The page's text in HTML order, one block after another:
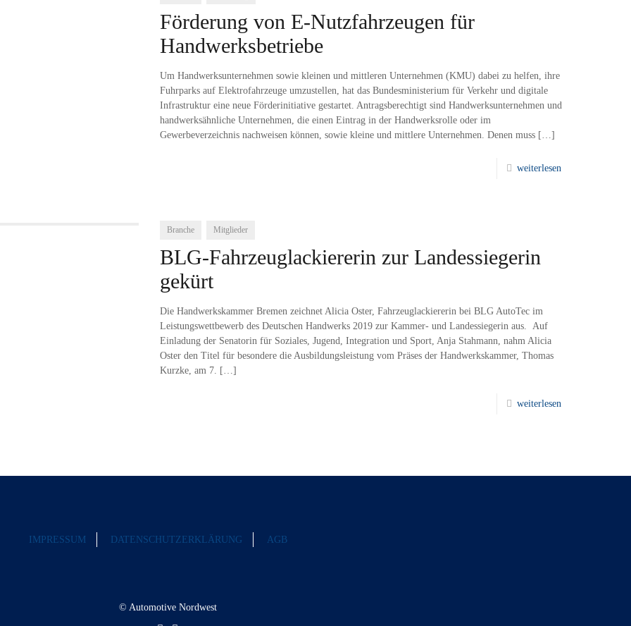
Förderung von E-Nutzfahrzeugen für
Handwerksbetriebe
Um Handwerksunternehmen sowie kleinen und mittleren Unternehmen (KMU) dabei zu helfen, ihre
Fuhrparks auf Elektrofahrzeuge umzustellen, hat das Bundesministerium für Verkehr und digitale
Infrastruktur eine neue Förderinitiative gestartet. Antragsberechtigt sind Handwerksunternehmen und
handwerksähnliche Unternehmen, die einen Eintrag in der Handwerksrolle oder im
Gewerbeverzeichnis nachweisen können, sowie kleine und mittlere Unternehmen. Denen muss […]
weiterlesen
Branche Mitglieder
BLG-Fahrzeuglackiererin zur Landessiegerin
gekürt
Die Handwerkskammer Bremen zeichnet Alicia Oster, Fahrzeuglackiererin bei BLG AutoTec im
Leistungswettbewerb des Deutschen Handwerks 2019 zur Kammer- und Landessiegerin aus. Auf
Einladung der Senatorin für Soziales, Jugend, Integration und Sport, Anja Stahmann, nahm Alicia
Oster den Titel für besondere die Ausbildungsleistung vom Präses der Handwerkskammer, Thomas
Kurzke, am 7. […]
weiterlesen
IMPRESSUM DATENSCHUTZERKLÄRUNG AGB
© Automotive Nordwest